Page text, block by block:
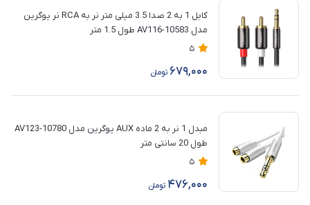
کابل 1 به 2 صدا 3.5 میلی متر نر به RCA نر یوگرین
مدل AV116-10583 طول 1.5 متر
5
679,000 تومان
مبدل 1 نر به 2 ماده AUX یوگرین مدل AV123-10780
طول 20 سانتی متر
5
476,000 تومان